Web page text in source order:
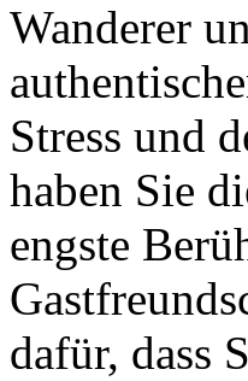
Wanderer
Stress und
haben Sie
engste
dafür, dass